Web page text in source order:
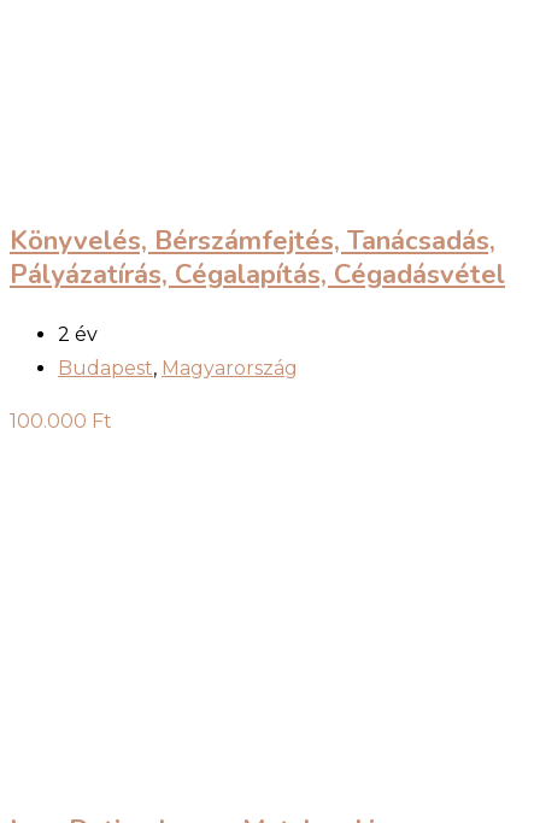
Könyvelés, Bérszámfejtés, Tanácsadás,
Pályázatírás, Cégalapítás, Cégadásvétel
2 év
Budapest, Magyarország
100.000 Ft